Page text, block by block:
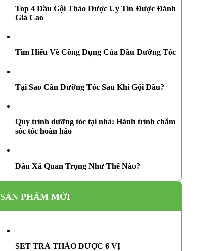
Top 4 Dầu Gội Thảo Dược Uy Tín Được Đánh
Giá Cao
Tìm Hiểu Về Công Dụng Của Dầu Dưỡng Tóc
Tại Sao Cần Dưỡng Tóc Sau Khi Gội Đầu?
Quy trình dưỡng tóc tại nhà: Hành trình chăm
sóc tóc hoàn hảo
Dầu Xả Quan Trọng Như Thế Nào?
SẢN PHẨM MỚI
SET TRÀ THẢO DƯỢC 6 VỊ